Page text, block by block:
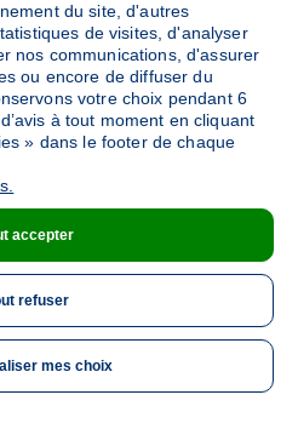
ME
RENDEZ-VOUS
du site, d'autres
de visites, d'analyser
nos communications, d'assurer
ou encore de diffuser du
votre choix pendant 6
à tout moment en cliquant
» dans le footer de chaque
accepter
refuser
mes choix